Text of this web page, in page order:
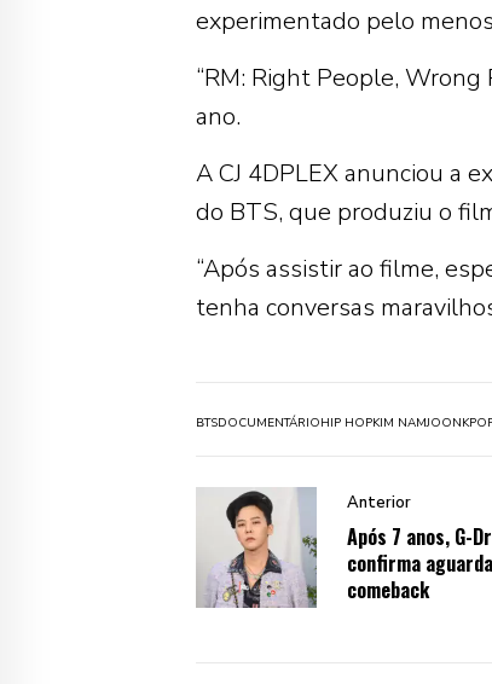
experimentado pelo
“RM: Right People,
ano.
A CJ 4DPLEX anunciou a
do BTS, que produziu o
“Após assistir ao filme,
tenha conversas
BTSDOCUMENTÁRIOHIP HOPKIM NAMJOON
Anterior
Após 7 anos, G-
confirma
comeback